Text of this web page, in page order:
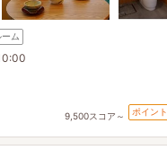
ム
9,500スコア～ ポイント